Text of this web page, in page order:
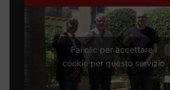
Fai clic per accettare i
cookie per questo servizio